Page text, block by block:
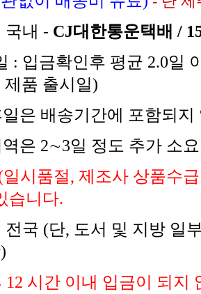
국내 - CJ대한통운택배 /
: 입금확인후 평균 2.0일
품 출시일)
은 배송기간에 포함되지
은 2∼3일 정도 추가 소
시품절, 제조사 상품수
습니다.
전국 (단, 도서 및 지방 일
12 시간 이내 입금이 되지